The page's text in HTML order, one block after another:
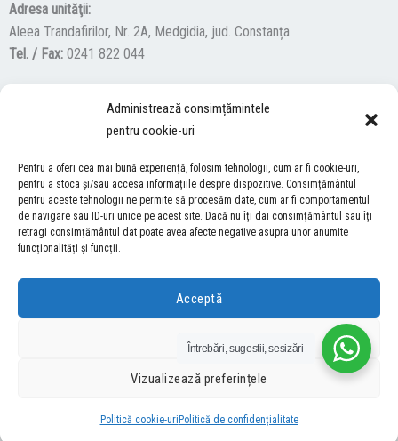
Administrează consimțămintele
pentru cookie-uri
Pentru a oferi cea mai bună experiență, folosim tehnologii, cum ar fi cookie-uri,
pentru a stoca și/sau accesa informațiile despre dispozitive. Consimțământul
pentru aceste tehnologii ne permite să procesăm date, cum ar fi comportamentul
de navigare sau ID-uri unice pe acest site. Dacă nu îți dai consimțământul sau îți
retragi consimțământul dat poate avea afecte negative asupra unor anumite
funcționalități și funcții.
Acceptă
Refuză
Vizualizează preferințele
Politică cookie-uri Politică de confidențialitate
Adresa unităţii:
Aleea Trandafirilor, Nr. 2A, Medgidia, jud. Constanța
Tel. / Fax: 0241 822 044
F
a
c
e
b
o
k
Y
u
t
u
b
I
s
t
a
g
a
ACCES NEVĂZĂTORI
Descărcați programul NonVisual Desktop Acces, care oferă
persoanelor cu dizabilități vizuale posibilitatea de a consulta site-ul
COPYRIGHT © 2026 ŞCOALA GIMNAZIALĂ “LUCIAN GRIGORESCU” MEDGIDIA
DEZVOLTAT DE SURFVERSE
Întrebări, sugestii, sesizări